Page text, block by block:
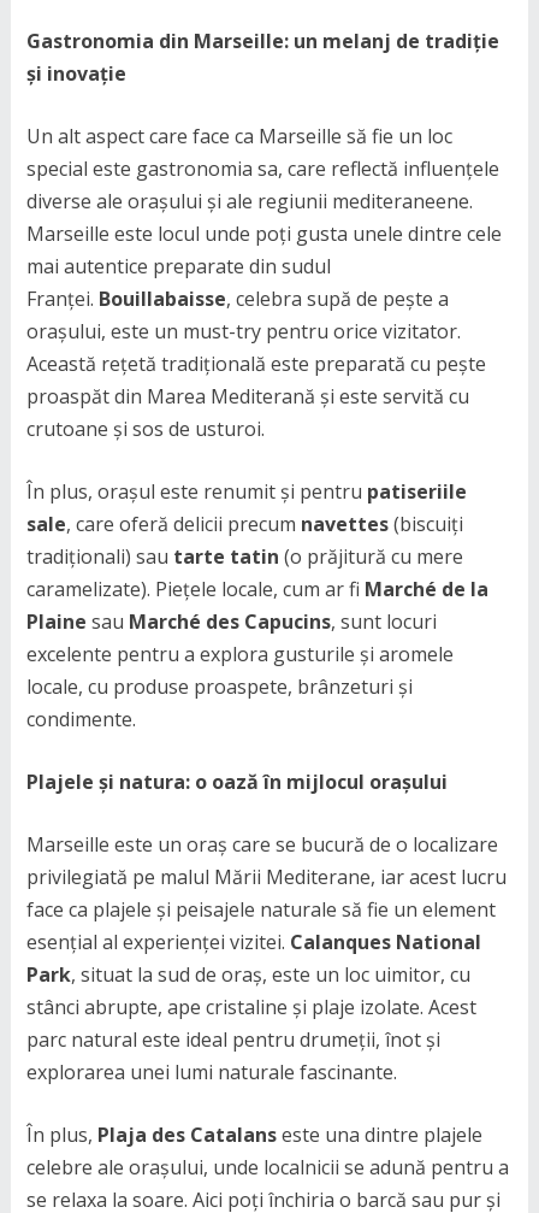
Gastronomia din Marseille: un melanj de tradiție
și inovație
Un alt aspect care face ca Marseille să fie un loc
special este gastronomia sa, care reflectă influențele
diverse ale orașului și ale regiunii mediteraneene.
Marseille este locul unde poți gusta unele dintre cele
mai autentice preparate din sudul
Franței. Bouillabaisse, celebra supă de pește a
orașului, este un must-try pentru orice vizitator.
Această rețetă tradițională este preparată cu pește
proaspăt din Marea Mediterană și este servită cu
crutoane și sos de usturoi.
În plus, orașul este renumit și pentru patiseriile
sale, care oferă delicii precum navettes(biscuiți
tradiționali) sau tarte tatin (o prăjitură cu mere
caramelizate). Piețele locale, cum ar fi Marché de la
Plaine sau Marché des Capucins, sunt locuri
excelente pentru a explora gusturile și aromele
locale, cu produse proaspete, brânzeturi și
condimente.
Plajele și natura: o oază în mijlocul orașului
Marseille este un oraș care se bucură de o localizare
privilegiată pe malul Mării Mediterane, iar acest lucru
face ca plajele și peisajele naturale să fie un element
esențial al experienței vizitei. Calanques National
Park, situat la sud de oraș, este un loc uimitor, cu
stânci abrupte, ape cristaline și plaje izolate. Acest
parc natural este ideal pentru drumeții, înot și
explorarea unei lumi naturale fascinante.
În plus, Plaja des Catalanseste una dintre plajele
celebre ale orașului, unde localnicii se adună pentru a
se relaxa la soare. Aici poți închiria o barcă sau pur și